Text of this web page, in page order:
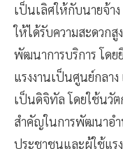
เป็นเลิศให้กับนายจ้า
ให้ได้รับความสะดวกสู
พัฒนาการบริการ โด
แรงงานเป็นศูนย์กลา
เป็นดิจิทัล โดยใช้นวัต
สำคัญในการพัฒนาอ
ประชาชนและผู้ใช้แรง